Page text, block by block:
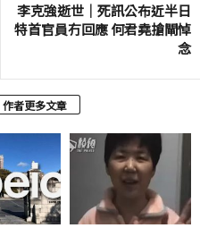
李克強逝世｜死訊公布近半日
特首官員冇回應 何君堯搶閘悼
念
作者更多文章